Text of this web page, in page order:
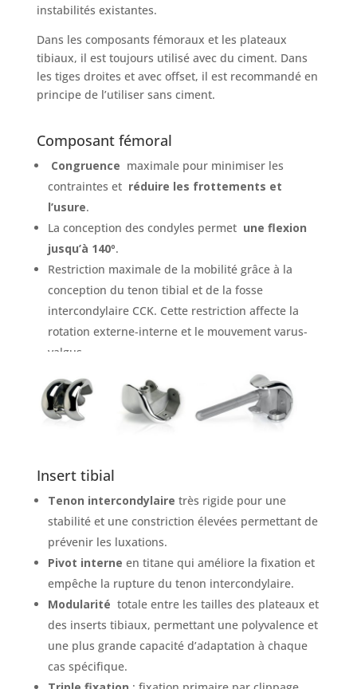
instabilités existantes.
Dans les composants fémoraux et les plateaux
tibiaux, il est toujours utilisé avec du ciment. Dans
les tiges droites et avec offset, il est recommandé en
principe de l’utiliser sans ciment.
Composant fémoral
Congruence maximale pour minimiser les
contraintes et réduire les frottements et
l’usure.
La conception des condyles permet une flexion
jusqu’à 140º.
Restriction maximale de la mobilité grâce à la
conception du tenon tibial et de la fosse
intercondylaire CCK. Cette restriction affecte la
rotation externe-interne et le mouvement varus-
valgus.
Insert tibial
Tenon intercondylaire très rigide pour une
stabilité et une constriction élevées permettant de
prévenir les luxations.
Pivot interne en titane qui améliore la fixation et
empêche la rupture du tenon intercondylaire.
Modularité totale entre les tailles des plateaux et
des inserts tibiaux, permettant une polyvalence et
une plus grande capacité d’adaptation à chaque
cas spécifique.